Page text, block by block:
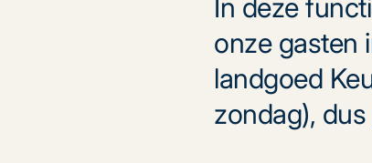
In deze
onze gasten
landgoed
zondag),